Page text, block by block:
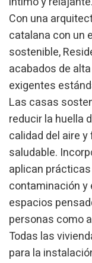
Con una
catalana con un
sostenible,
acabados de
exigentes
Las casas
reducir la huella
calidad del aire
saludable.
aplican
contaminación y
espacios
personas como
Todas las
para la
Si continua
instalación de las
de configurar su
impedir que sean
deberá tener en
dificultades de
Analíticas y
comportamiento
información
utiliza en la
elaboración de
el fin de introducir
datos de uso que
guardar la
mejorar la calidad
mejor
Marketing y
Estas cookies
sobre las